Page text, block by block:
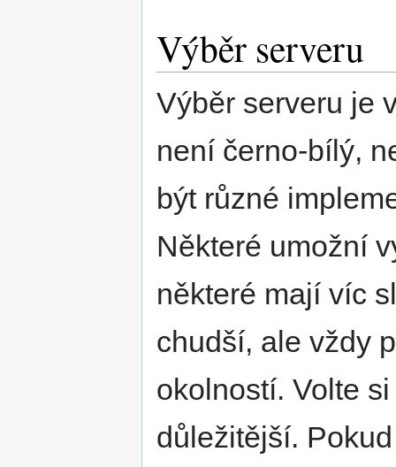
Výběr serveru
Výběr serveru je
není černo-bílý,
být různé
Některé umožní
některé mají víc
chudší, ale vždy
okolností. Volte
důležitější.